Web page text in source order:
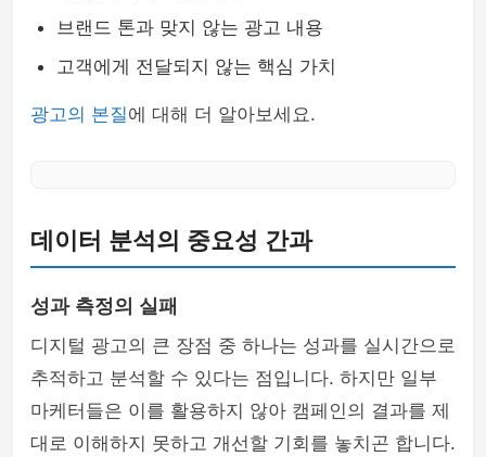
브랜드 톤과 맞지 않는 광고 내용
고객에게 전달되지 않는 핵심 가치
광고의 본질에 대해 더 알아보세요.
데이터 분석의 중요성 간과
성과 측정의 실패
디지털 광고의 큰 장점 중 하나는 성과를 실시간으로
추적하고 분석할 수 있다는 점입니다. 하지만 일부
마케터들은 이를 활용하지 않아 캠페인의 결과를 제
대로 이해하지 못하고 개선할 기회를 놓치곤 합니다.